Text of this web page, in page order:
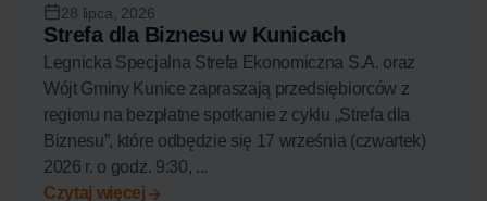
28 lipca, 2026
Strefa dla Biznesu w Kunicach
Legnicka Specjalna Strefa Ekonomiczna S.A. oraz
Wójt Gminy Kunice zapraszają przedsiębiorców z
regionu na bezpłatne spotkanie z cyklu „Strefa dla
Biznesu”, które odbędzie się 17 września (czwartek)
2026 r. o godz. 9:30, ...
Czytaj więcej